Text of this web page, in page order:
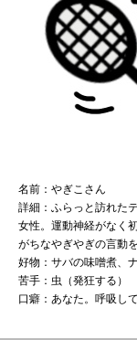
名前：やぎこさん
詳細：ふらっと訪れた
女性。運動神経がなく
がちなやぎやぎの言動
好物：サバの味噌煮、
苦手：虫（発狂する）
口癖：あなた。呼吸し